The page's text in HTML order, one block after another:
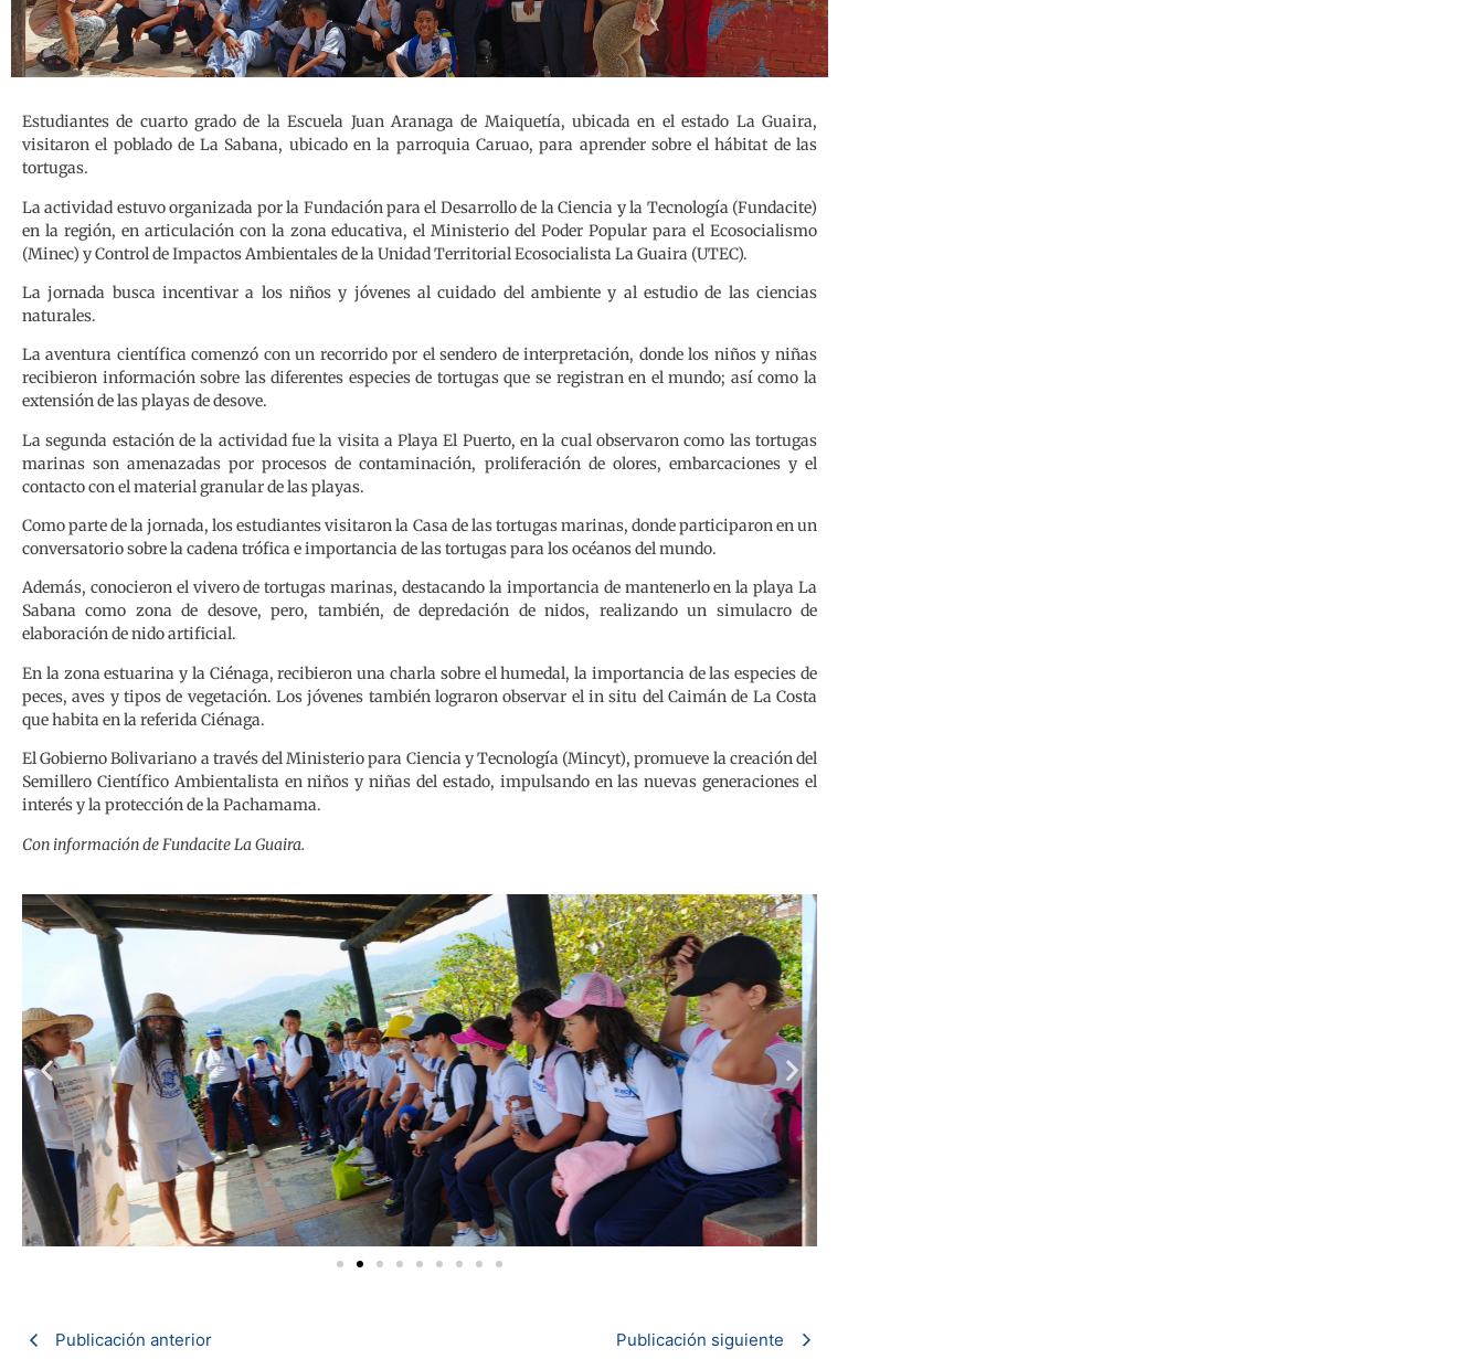
Estudiantes de cuarto grado de la Escuela Juan Aranaga de Maiquetía, ubicada en el estado La Guaira,
visitaron el poblado de La Sabana, ubicado en la parroquia Caruao, para aprender sobre el hábitat de las
tortugas.
La actividad estuvo organizada por la Fundación para el Desarrollo de la Ciencia y la Tecnología (Fundacite)
en la región, en articulación con la zona educativa, el Ministerio del Poder Popular para el Ecosocialismo
(Minec) y Control de Impactos Ambientales de la Unidad Territorial Ecosocialista La Guaira (UTEC).
La jornada busca incentivar a los niños y jóvenes al cuidado del ambiente y al estudio de las ciencias
naturales.
La aventura científica comenzó con un recorrido por el sendero de interpretación, donde los niños y niñas
recibieron información sobre las diferentes especies de tortugas que se registran en el mundo; así como la
extensión de las playas de desove.
La segunda estación de la actividad fue la visita a Playa El Puerto, en la cual observaron como las tortugas
marinas son amenazadas por procesos de contaminación, proliferación de olores, embarcaciones y el
contacto con el material granular de las playas.
Como parte de la jornada, los estudiantes visitaron la Casa de las tortugas marinas, donde participaron en un
conversatorio sobre la cadena trófica e importancia de las tortugas para los océanos del mundo.
Además, conocieron el vivero de tortugas marinas, destacando la importancia de mantenerlo en la playa La
Sabana como zona de desove, pero, también, de depredación de nidos, realizando un simulacro de
elaboración de nido artificial.
En la zona estuarina y la Ciénaga, recibieron una charla sobre el humedal, la importancia de las especies de
peces, aves y tipos de vegetación. Los jóvenes también lograron observar el in situ del Caimán de La Costa
que habita en la referida Ciénaga.
El Gobierno Bolivariano a través del Ministerio para Ciencia y Tecnología (Mincyt), promueve la creación del
Semillero Científico Ambientalista en niños y niñas del estado, impulsando en las nuevas generaciones el
interés y la protección de la Pachamama.
Con información de Fundacite La Guaira.
Publicación anterior Publicación siguiente